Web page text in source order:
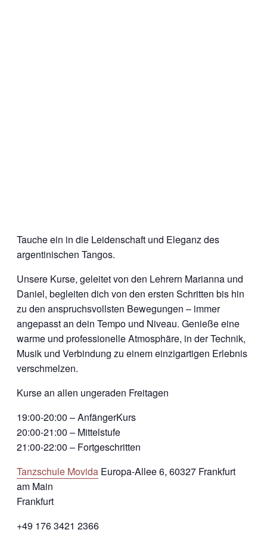
Tauche ein in die Leidenschaft und Eleganz des
argentinischen Tangos.
Unsere Kurse, geleitet von den Lehrern Marianna und
Daniel, begleiten dich von den ersten Schritten bis hin
zu den anspruchsvollsten Bewegungen – immer
angepasst an dein Tempo und Niveau. Genieße eine
warme und professionelle Atmosphäre, in der Technik,
Musik und Verbindung zu einem einzigartigen Erlebnis
verschmelzen.
Kurse an allen ungeraden Freitagen
19:00-20:00 – AnfängerKurs
20:00-21:00 – Mittelstufe
21:00-22:00 – Fortgeschritten
Tanzschule Movida Europa-Allee 6, 60327 Frankfurt
am Main
Frankfurt
+49 176 3421 2366